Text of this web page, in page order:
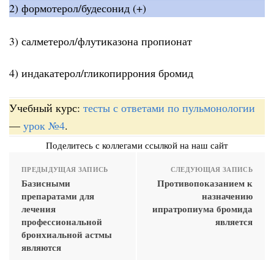
2) формотерол/будесонид (+)
3) салметерол/флутиказона пропионат
4) индакатерол/гликопиррония бромид
Учебный курс: тесты с ответами по пульмонологии
— урок №4.
Поделитесь с коллегами ссылкой на наш сайт
ПРЕДЫДУЩАЯ ЗАПИСЬ
Базисными
препаратами для
лечения
профессиональной
бронхиальной астмы
являются
СЛЕДУЮЩАЯ ЗАПИСЬ
Противопоказанием к
назначению
ипратропиума бромида
является